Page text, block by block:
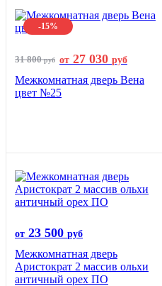
-15%
31 800руб от 27 030 руб
Межкомнатная дверь Вена
цвет №25
от 23 500 руб
Межкомнатная дверь
Аристократ 2 массив ольхи
античный орех ПО